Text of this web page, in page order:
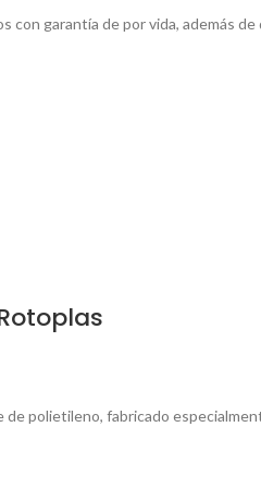
con garantía de por vida, además
de polietileno, fabricado